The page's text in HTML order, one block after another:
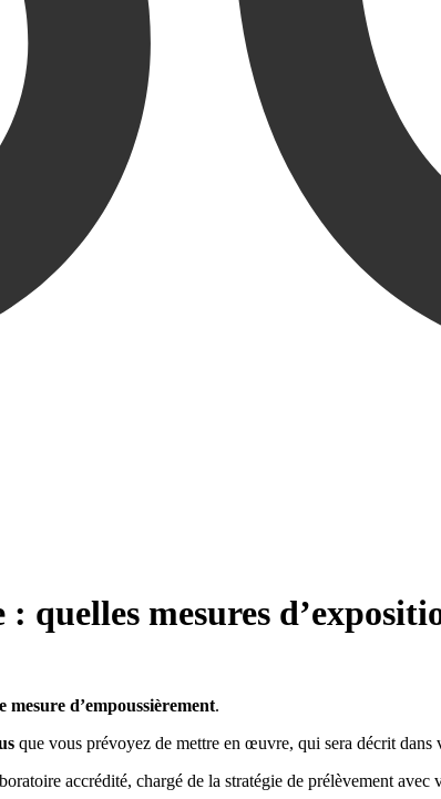
quelles mesures
mesure d’empoussièrement.
que vous prévoyez de mettre en œuvre, qui sera décrit dans
accrédité, chargé de la stratégie de prélèvement avec